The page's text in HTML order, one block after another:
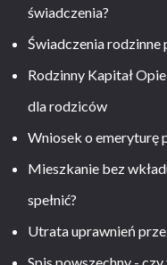
świadczenia?
Świadczenia rodzinne
Rodzinny Kapitał
dla rodziców
Wniosek o emeryturę
Mieszkanie bez
spełnić?
Utrata uprawnień